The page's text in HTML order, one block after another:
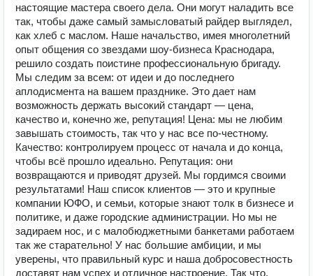
настоящие мастера своего дела. Они могут наладить все
так, чтобы даже самый замысловатый райдер выглядел,
как хлеб с маслом. Наше начальство, имея многолетний
опыт общения со звездами шоу-бизнеса Краснодара,
решило создать поистине профессиональную бригаду.
Мы следим за всем: от идеи и до последнего
аплодисмента на вашем празднике. Это дает нам
возможность держать высокий стандарт — цена,
качество и, конечно же, репутация! Цена: мы не любим
завышать стоимость, так что у нас все по-честному.
Качество: контролируем процесс от начала и до конца,
чтобы всё прошло идеально. Репутация: они
возвращаются и приводят друзей. Мы гордимся своими
результатами! Наш список клиентов — это и крупные
компании ЮФО, и семьи, которые знают толк в бизнесе и
политике, и даже городские администрации. Но мы не
задираем нос, и с малобюджетными банкетами работаем
так же старательно! У нас большие амбиции, и мы
уверены, что правильный курс и наша добросовестность
доставят нам успех и отличное настроение. Так что,